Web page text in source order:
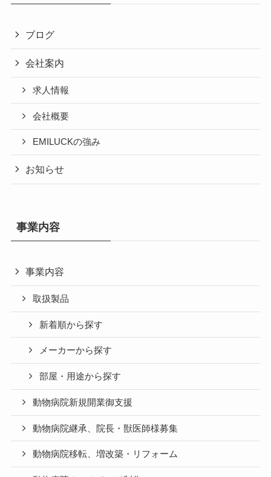
ブログ
会社案内
求人情報
会社概要
EMILUCKの強み
お知らせ
事業内容
事業内容
取扱製品
新着順から探す
メーカーから探す
部屋・用途から探す
動物病院新規開業御支援
動物病院継承、院長・獣医師様募集
動物病院移転、増改築・リフォーム